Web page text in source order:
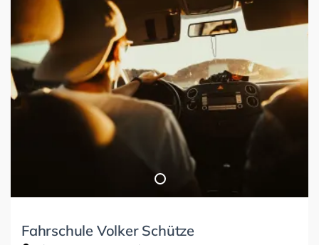
Fahrschule Volker Schütze